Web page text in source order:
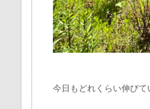
今日もどれくらい伸びて